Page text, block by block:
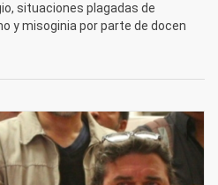
situaciones plagadas de
y misoginia por parte de docen